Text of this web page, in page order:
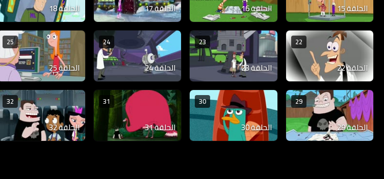
الحلقة 15 الحلقة 16 الحلقة 17 الحلقة 18
22
الحلقة 22
23
الحلقة 23
24
الحلقة 24
25
الحلقة 25
29
الحلقة 29
30
الحلقة 30
31
الحلقة 31
32
الحلقة 32